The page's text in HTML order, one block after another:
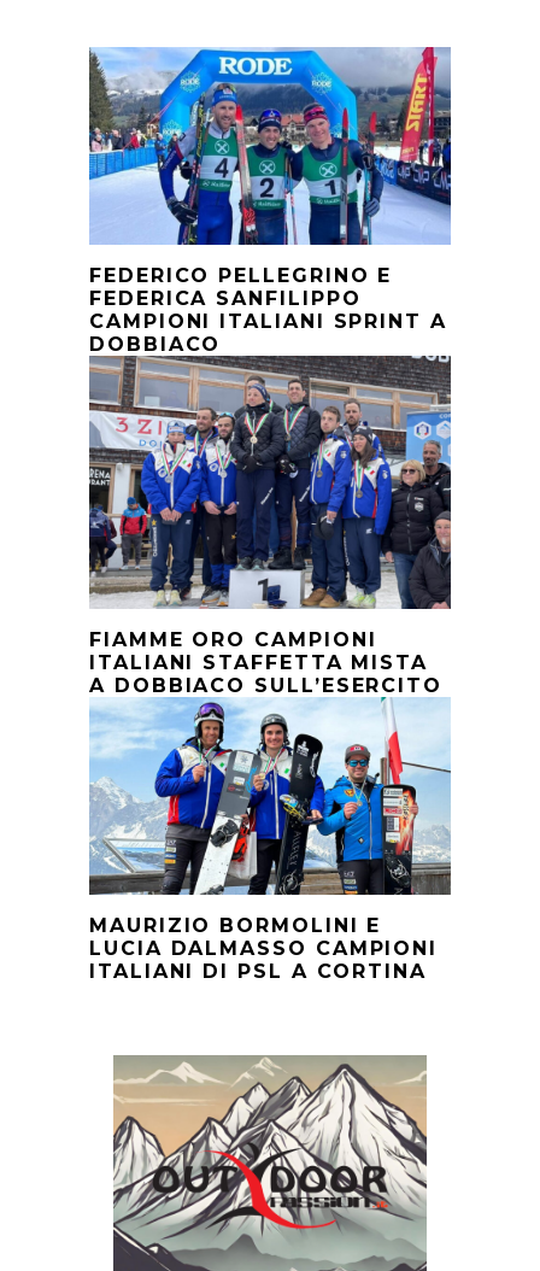
FEDERICO PELLEGRINO E
FEDERICA SANFILIPPO
CAMPIONI ITALIANI SPRINT A
DOBBIACO
FIAMME ORO CAMPIONI
ITALIANI STAFFETTA MISTA
A DOBBIACO SULL’ESERCITO
MAURIZIO BORMOLINI E
LUCIA DALMASSO CAMPIONI
ITALIANI DI PSL A CORTINA